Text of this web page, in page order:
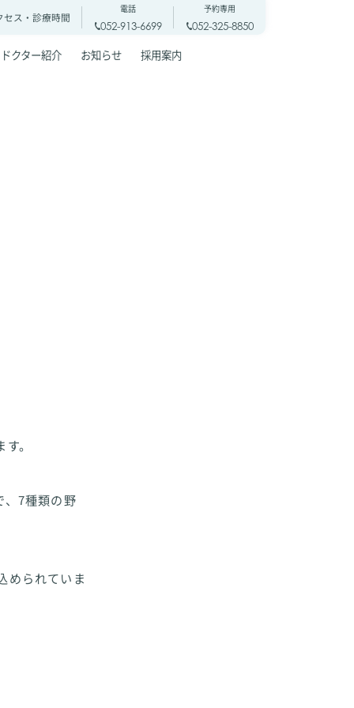
セス・診療時間
電話
052-913-6699
予約専用
052-325-8850
ドクター紹介 お知らせ 採用案内
。
、7種類の野
められていま